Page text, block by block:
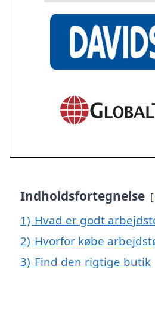
Indholdsfortegnelse
1) Hvad er godt
2) Hvorfor købe
3) Find den rigtige butik